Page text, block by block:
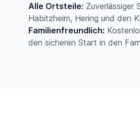
Alle Ortsteile: Zuverlässiger
Habitzheim, Hering und den
Familienfreundlich:
den sicheren Start in den